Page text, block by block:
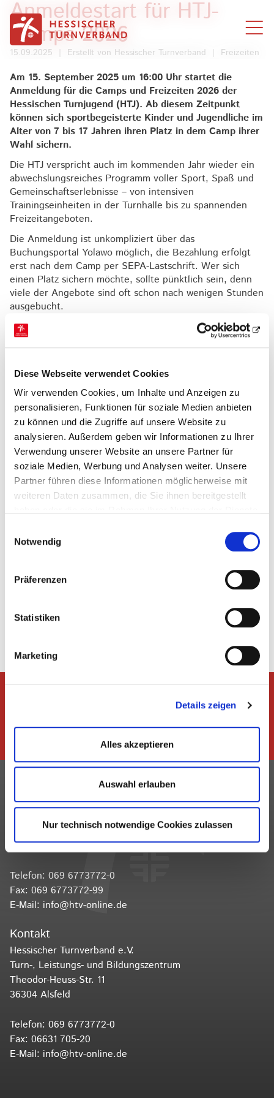
Diese Webseite verwendet Cookies
Wir verwenden Cookies, um Inhalte und Anzeigen zu
personalisieren, Funktionen für soziale Medien anbieten
zu können und die Zugriffe auf unsere Website zu
analysieren. Außerdem geben wir Informationen zu Ihrer
Verwendung unserer Website an unsere Partner für
soziale Medien, Werbung und Analysen weiter. Unsere
Partner führen diese Informationen möglicherweise mit
weiteren Daten zusammen, die Sie ihnen bereitgestellt
Notwendig
Präferenzen
Statistiken
Marketing
Details zeigen
Alles akzeptieren
Auswahl erlauben
Nur technisch notwendige Cookies zulassen
Zum Inhalt springen
Anmeldestart für HTJ-
Camps 2026
15.09.2025 Erstellt von Hessischer Turnverband Freizeiten
Am 15. September 2025 um 16:00 Uhr startet die
Anmeldung für die Camps und Freizeiten 2026 der
Hessischen Turnjugend (HTJ). Ab diesem Zeitpunkt
können sich sportbegeisterte Kinder und Jugendliche im
Alter von 7 bis 17 Jahren ihren Platz in dem Camp ihrer
Wahl sichern.
Die HTJ verspricht auch im kommenden Jahr wieder ein
abwechslungsreiches Programm voller Sport, Spaß und
Gemeinschaftserlebnisse – von intensiven
Trainingseinheiten in der Turnhalle bis zu spannenden
Freizeitangeboten.
Die Anmeldung ist unkompliziert über das
Buchungsportal Yolawo möglich, die Bezahlung erfolgt
erst nach dem Camp per SEPA-Lastschrift. Wer sich
einen Platz sichern möchte, sollte pünktlich sein, denn
viele der Angebote sind oft schon nach wenigen Stunden
ausgebucht.
Der Termin gilt daher als Pflichttermin für alle, die im
Sommer 2026 unvergessliche Tage voller Bewegung,
alle Termine zu den einzelnen Camps und Freizeiten.
Zurück
Hessischer Turnverband e.V.
Otto-Fleck-Schneise 8
60528 Frankfurt am Main
Telefon: 069 6773772-0
Fax: 069 6773772-99
E-Mail: info@htv-online.de
Kontakt
Hessischer Turnverband e.V.
Turn-, Leistungs- und Bildungszentrum
Theodor-Heuss-Str. 11
36304 Alsfeld
Telefon: 069 6773772-0
Fax: 06631 705-20
E-Mail: info@htv-online.de